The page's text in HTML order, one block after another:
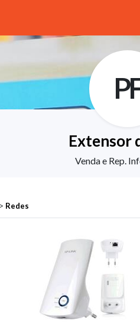
Extensor
Venda e Rep.
> Redes